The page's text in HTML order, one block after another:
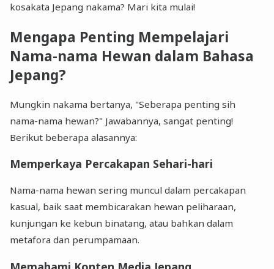
kosakata Jepang nakama? Mari kita mulai!
Mengapa Penting Mempelajari
Nama-nama Hewan dalam Bahasa
Jepang?
Mungkin nakama bertanya, "Seberapa penting sih
nama-nama hewan?" Jawabannya, sangat penting!
Berikut beberapa alasannya:
Memperkaya Percakapan Sehari-hari
Nama-nama hewan sering muncul dalam percakapan
kasual, baik saat membicarakan hewan peliharaan,
kunjungan ke kebun binatang, atau bahkan dalam
metafora dan perumpamaan.